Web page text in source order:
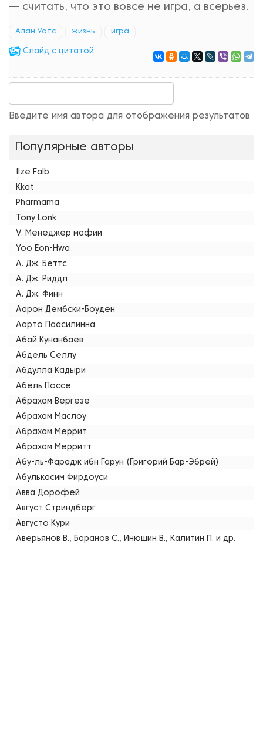
— считать, что это вовсе не игра, а всерьез.
Алан Уотс жизнь игра
Cлайд с цитатой
Введите имя автора для отображения результатов
Популярные авторы
Ilze Falb
Kkat
Pharmama
Tony Lonk
V. Менеджер мафии
Yoo Eon-Hwa
А. Дж. Беттс
А. Дж. Риддл
А. Дж. Финн
Аарон Дембски-Боуден
Аарто Паасилинна
Абай Кунанбаев
Абдель Селлу
Абдулла Кадыри
Абель Поссе
Абрахам Вергезе
Абрахам Маслоу
Абрахам Меррит
Абрахам Мерритт
Абу-ль-Фарадж ибн Гарун (Григорий Бар-Эбрей)
Абулькасим Фирдоуси
Авва Дорофей
Август Стриндберг
Августо Кури
Аверьянов В., Баранов С., Инюшин В., Калитин П. и др.